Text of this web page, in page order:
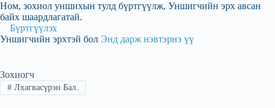
Ном, зохиол уншихын тулд бүртгүүлж, Уншигчийн эрх авсан
байх шаардлагатай.
Бүртгүүлэх
Уншигчийн эрхтэй бол Энд дарж нэвтэрнэ үү
Зохиогч
#Лхагвасүрэн Бал.